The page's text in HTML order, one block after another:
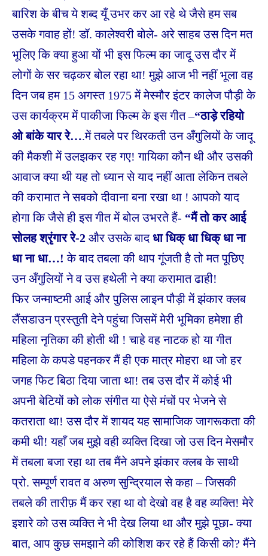
बारिश के बीच ये शब्द यूँ उभर कर आ रहे थे जैसे हम सब
उसके गवाह हों! डॉ. कालेश्वरी बोले- अरे साहब उस दिन मत
भूलिए कि क्या हुआ यों भी इस फिल्म का जादू उस दौर में
लोगों के सर चढ़कर बोल रहा था! मुझे आज भी नहीं भूला वह
दिन जब हम 15 अगस्त 1975 में मेस्मौर इंटर कालेज पौड़ी के
उस कार्यक्रम में पाकीजा फिल्म के इस गीत –“ठाड़े रहियो
ओ बांके यार रे….में तबले पर थिरकती उन अँगुलियों के जादू
की मैकशी में उलझकर रह गए! गायिका कौन थी और उसकी
आवाज क्या थी यह तो ध्यान से याद नहीं आता लेकिन तबले
की करामात ने सबको दीवाना बना रखा था ! आपको याद
होगा कि जैसे ही इस गीत में बोल उभरते हैं- “मैं तो कर आई
सोलह श्रृंगार रे-2 और उसके बादधा धिक् धा धिक् धा ना
धा ना धा…! के बाद तबला की थाप गूंजती है तो मत पूछिए
उन अँगुलियों ने व उस हथेली ने क्या करामात ढाही!
फिर जन्माष्टमी आई और पुलिस लाइन पौड़ी में झंकार क्लब
लैंसडाउन प्रस्तुती देने पहुंचा जिसमें मेरी भूमिका हमेशा ही
महिला नृतिका की होती थी ! चाहे वह नाटक हो या गीत
महिला के कपडे पहनकर मैं ही एक मात्र मोहरा था जो हर
जगह फिट बिठा दिया जाता था! तब उस दौर में कोई भी
अपनी बेटियों को लोक संगीत या ऐसे मंचों पर भेजने से
कतराता था! उस दौर में शायद यह सामाजिक जागरूकता की
कमी थी! यहाँ जब मुझे वही व्यक्ति दिखा जो उस दिन मेसमौर
में तबला बजा रहा था तब मैंने अपने झंकार क्लब के साथी
प्रो. सम्पूर्ण रावत व अरुण सुन्द्रियाल से कहा – जिसकी
तबले की तारीफ़ मैं कर रहा था वो देखो वह है वह व्यक्ति! मेरे
इशारे को उस व्यक्ति ने भी देख लिया था और मुझे पूछा- क्या
बात, आप कुछ समझाने की कोशिश कर रहे हैं किसी को? मैंने